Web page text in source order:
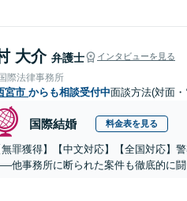
大介 弁護士 インタビューを見る
際法律事務所
宮市 からも相談受付中面談方法(対面
国際結婚 料金表を見る
無罪獲得】【中文対応】【全国対応】
他事務所に断られた案件も徹底的に闘